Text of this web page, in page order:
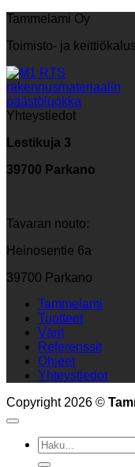
Tammelami Oy
Toimisto- ja
Yhteystiedot
Lestikuja 3
39700 Parkano
Tavaran nouto:
Heinosentie 6a
39700 Parkano
Tammelami
Tuotteet
Värit
Referenssit
Ohjeet
Yhteystiedot
Copyright 2026 ©
Etsi: